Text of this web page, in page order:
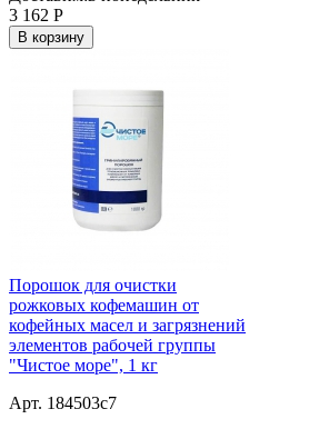
3 162 Р
В корзину
Порошок для очистки
рожковых кофемашин от
кофейных масел и загрязнений
элементов рабочей группы
"Чистое море", 1 кг
Арт. 184503c7